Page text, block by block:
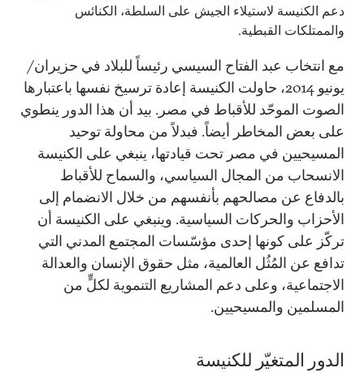
دعم الكنيسة لاستيلاء الجيش على السلطة، الكنائس
والممتلكات القبطية.
مع انتخاب عبد الفتاح السيسي رئيساً للبلاد في حزيران/
يونيو 2014، حاولت الكنيسة إعادة ترسيخ نفسها باعتبارها
الصوت الموحّد للأقباط في مصر. بيد أن هذا الدور ينطوي
على بعض المخاطر أيضاً. فبدلاً من محاولة توحيد
المسيحيين في مصر تحت قيادتها، ينبغي على الكنيسة
الانسحاب من المجال السياسي، والسماح للأقباط
بالدفاع عن مصالحهم بأنفسهم من خلال الانضمام إلى
الأحزاب والحركات السياسية. وينبغي على الكنيسة أن
تركّز على كونها إحدى مؤسّسات المجتمع المدني التي
تدافع عن المُثُل العالمية، مثل حقوق الإنسان والعدالة
الاجتماعية، وعلى دعم المشاريع التنموية لكلٍّ من
المسلمين والمسيحيين.
الدور المتغيّر للكنيسة